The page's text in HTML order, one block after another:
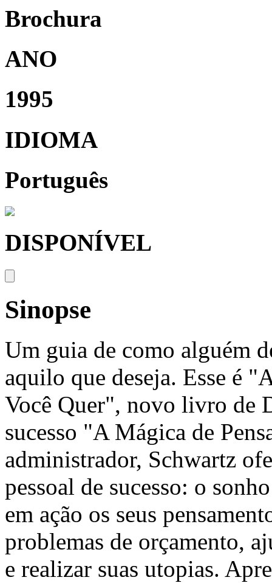
Brochura
ANO
1995
IDIOMA
Português
DISPONÍVEL
Sinopse
Um guia de como alguém
aquilo que deseja. Esse é
Você Quer", novo livro de
sucesso "A Mágica de
administrador, Schwartz
pessoal de sucesso: o
em ação os seus
problemas de orçamento,
e realizar suas utopias.